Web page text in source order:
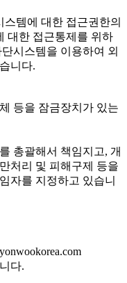
템에 대한 접근권한의
대한 접근통제를 위하
시스템을 이용하여 외
니다.
등을 잠금장치가 있는
총괄해서 책임지고, 개
처리 및 피해구제 등을
자를 지정하고 있습니
다.